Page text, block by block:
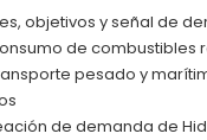
objetivos y señal de
de combustibles
pesado y
de demanda de